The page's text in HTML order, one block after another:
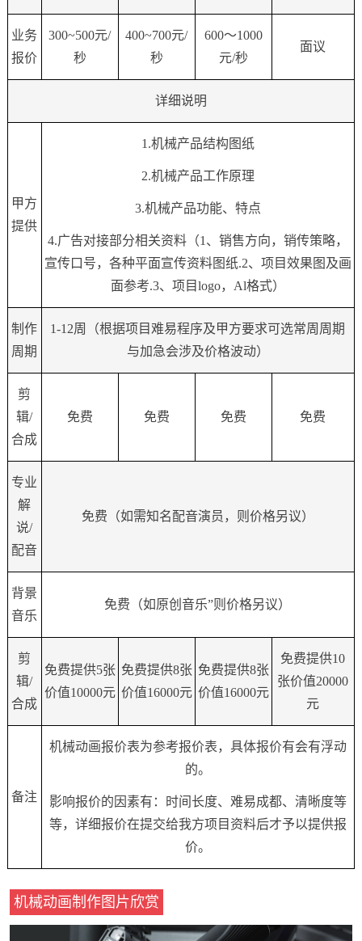
业务
报价
300~500元/
秒
400~700元/
秒
600〜1000
元/秒
面议
详细说明
甲方
提供
1.机械产品结构图纸
2.机械产品工作原理
3.机械产品功能、特点
4.广告对接部分相关资料（1、销售方向，销传策略，
宣传口号，各种平面宣传资料图纸.2、项目效果图及画
面参考.3、项目logo，Al格式）
制作
周期
1-12周（根据项目难易程序及甲方要求可选常周周期
与加急会涉及价格波动）
剪
辑/
合成
免费 免费 免费 免费
专业
解
说/
配音
免费（如需知名配音演员，则价格另议）
背景
音乐
免费（如原创音乐”则价格另议）
剪
辑/
合成
免费提供5张
价值10000元
免费提供8张
价值16000元
免费提供8张
价值16000元
免费提供10
张价值20000
元
备注
机械动画报价表为参考报价表，具体报价有会有浮动
的。
影响报价的因素有：时间长度、难易成都、清晰度等
等，详细报价在提交给我方项目资料后才予以提供报
价。
机械动画制作图片欣赏